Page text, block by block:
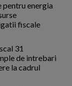
pentru energia
fiscale
31
de intrebari
la cadrul